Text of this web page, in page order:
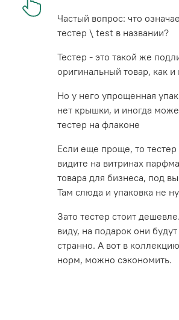
Частый вопрос: что
тестер \ test в названии?
Тестер - это такой же
оригинальный товар, как и
Но у него упрощенная
нет крышки, и иногда
тестер на флаконе
Если еще проще, то тестер
видите на витринах
товара для бизнеса, под
Там слюда и упаковка не
Зато тестер стоит
виду, на подарок они
странно. А вот в
норм, можно сэкономить.